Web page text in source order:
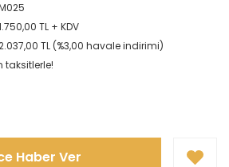
TL + KDV
TL (%3,00 havale indirimi)
taksitlerle!
Haber Ver